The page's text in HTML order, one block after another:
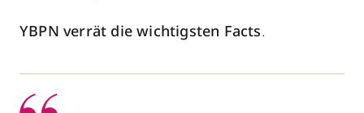
YBPN verrät die wichtigsten Facts.